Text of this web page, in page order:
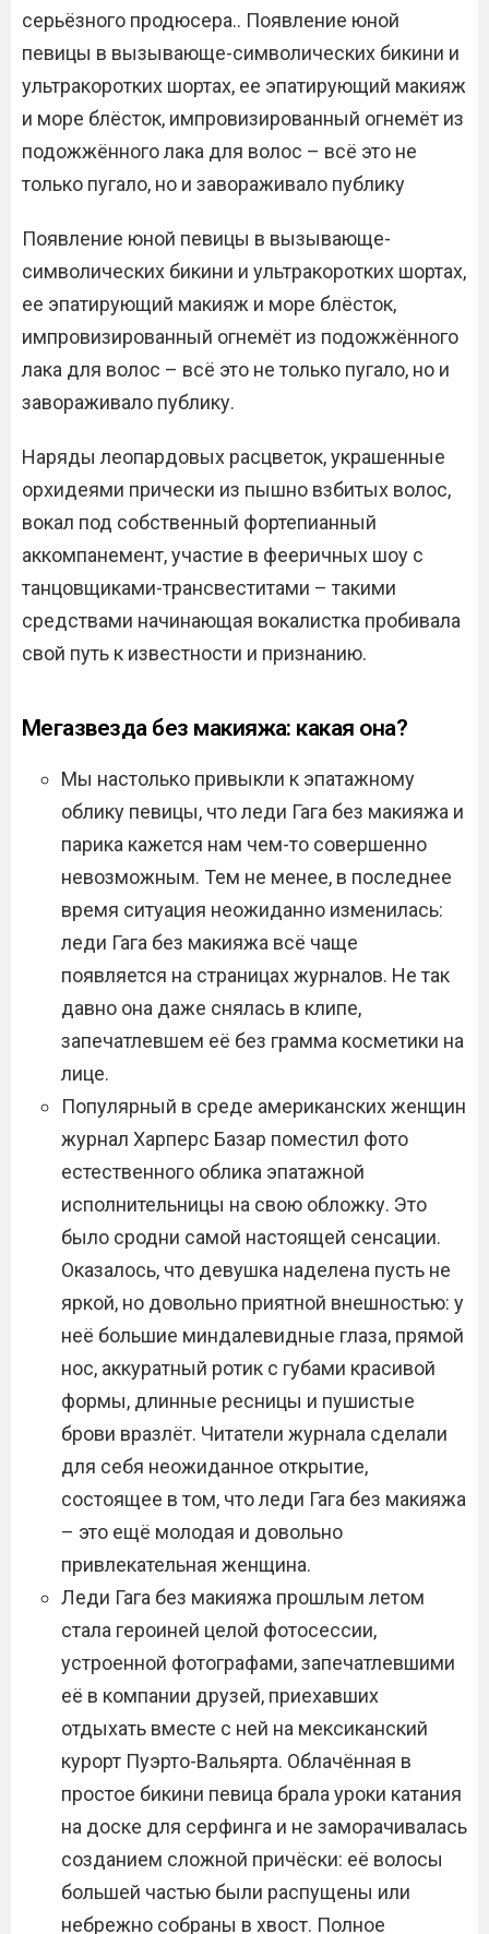
серьёзного продюсера.. Появление юной
певицы в вызывающе-символических бикини и
ультракоротких шортах, ее эпатирующий макияж
и море блёсток, импровизированный огнемёт из
подожжённого лака для волос – всё это не
только пугало, но и завораживало публику
Появление юной певицы в вызывающе-
символических бикини и ультракоротких шортах,
ее эпатирующий макияж и море блёсток,
импровизированный огнемёт из подожжённого
лака для волос – всё это не только пугало, но и
завораживало публику.
Наряды леопардовых расцветок, украшенные
орхидеями прически из пышно взбитых волос,
вокал под собственный фортепианный
аккомпанемент, участие в фееричных шоу с
танцовщиками-трансвеститами – такими
средствами начинающая вокалистка пробивала
свой путь к известности и признанию.
Мегазвезда без макияжа: какая она?
Мы настолько привыкли к эпатажному
облику певицы, что леди Гага без макияжа и
парика кажется нам чем-то совершенно
невозможным. Тем не менее, в последнее
время ситуация неожиданно изменилась:
леди Гага без макияжа всё чаще
появляется на страницах журналов. Не так
давно она даже снялась в клипе,
запечатлевшем её без грамма косметики на
лице.
Популярный в среде американских женщин
журнал Харперс Базар поместил фото
естественного облика эпатажной
исполнительницы на свою обложку. Это
было сродни самой настоящей сенсации.
Оказалось, что девушка наделена пусть не
яркой, но довольно приятной внешностью: у
неё большие миндалевидные глаза, прямой
нос, аккуратный ротик с губами красивой
формы, длинные ресницы и пушистые
брови вразлёт. Читатели журнала сделали
для себя неожиданное открытие,
состоящее в том, что леди Гага без макияжа
– это ещё молодая и довольно
привлекательная женщина.
Леди Гага без макияжа прошлым летом
стала героиней целой фотосессии,
устроенной фотографами, запечатлевшими
её в компании друзей, приехавших
отдыхать вместе с ней на мексиканский
курорт Пуэрто-Вальярта. Облачённая в
простое бикини певица брала уроки катания
на доске для серфинга и не заморачивалась
созданием сложной причёски: её волосы
большей частью были распущены или
небрежно собраны в хвост. Полное